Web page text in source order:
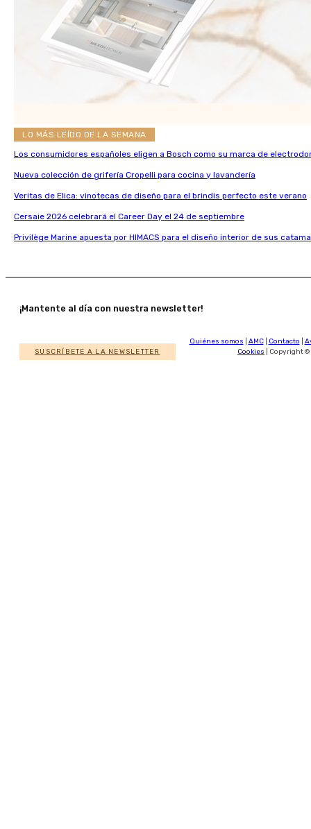
LO MÁS LEÍDO DE LA SEMANA
Los consumidores españoles eligen a Bosch como su marca de
Nueva colección de grifería Cropelli para cocina y lavandería
Veritas de Elica: vinotecas de diseño para el brindis perfecto este verano
Cersaie 2026 celebrará el Career Day el 24 de septiembre
Privilège Marine apuesta por HIMACS para el diseño interior de sus
¡Mantente al día con nuestra newsletter!
SUSCRÍBETE A LA NEWSLETTER
Quiénes somos AMC| Contacto
Cookies | Copyright